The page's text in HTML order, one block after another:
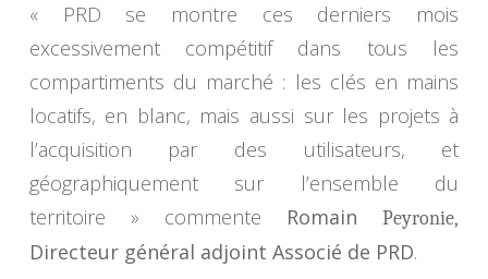
« PRD se montre ces derniers mois
excessivement compétitif dans tous les
compartiments du marché : les clés en mains
locatifs, en blanc, mais aussi sur les projets à
l’acquisition par des utilisateurs, et
géographiquement sur l’ensemble du
territoire » commente Romain Peyronie,
Directeur général adjoint Associé de PRD.